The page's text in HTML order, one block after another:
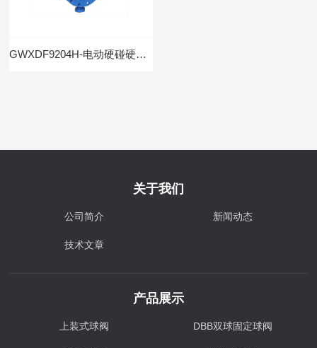
GWXDF9204H-电动硬碰硬旋球阀
关于我们
公司简介 新闻动态
技术文章
产品展示
上装式球阀 DBB双球固定球阀